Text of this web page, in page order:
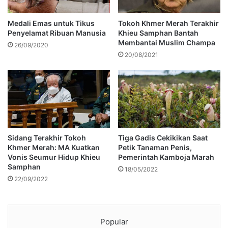
Medali Emas untuk Tikus
Penyelamat Ribuan Manusia
26/09/2020
Tokoh Khmer Merah Terakhir
Khieu Samphan Bantah
Membantai Muslim Champa
20/08/2021
Sidang Terakhir Tokoh
Khmer Merah: MA Kuatkan
Vonis Seumur Hidup Khieu
Samphan
22/09/2022
Tiga Gadis Cekikikan Saat
Petik Tanaman Penis,
Pemerintah Kamboja Marah
18/05/2022
Popular